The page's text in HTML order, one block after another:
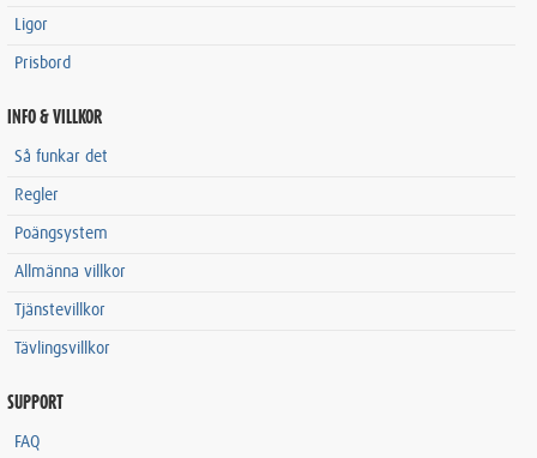
Ligor
Prisbord
INFO & VILLKOR
Så funkar det
Regler
Poängsystem
Allmänna villkor
Tjänstevillkor
Tävlingsvillkor
SUPPORT
FAQ